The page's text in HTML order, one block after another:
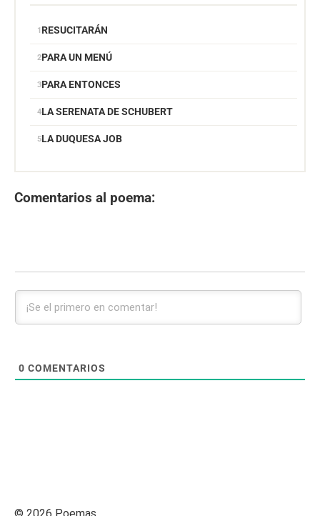
RESUCITARÁN
PARA UN MENÚ
PARA ENTONCES
LA SERENATA DE SCHUBERT
LA DUQUESA JOB
Comentarios al poema:
0 COMENTARIOS